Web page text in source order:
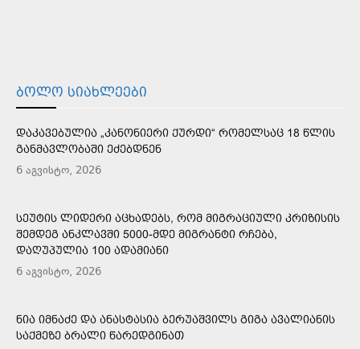
ᲑᲝᲚᲝ ᲡᲘᲐᲮᲚᲔᲔᲑᲘ
ᲓᲐᲙᲐᲕᲔᲑᲣᲚᲘᲐ „ᲙᲐᲜᲝᲜᲘᲔᲠᲘ ᲥᲣᲠᲓᲘ“ ᲠᲝᲛᲔᲚᲡᲐᲪ 18 ᲬᲚᲘᲡ
ᲒᲐᲜᲛᲐᲕᲚᲝᲑᲐᲨᲘ ᲔᲫᲔᲑᲓᲜᲔᲜ
6 აგვისტო, 2026
ᲡᲔᲣᲢᲘᲡ ᲚᲘᲓᲔᲠᲘ ᲐᲪᲮᲐᲓᲔᲑᲡ, ᲠᲝᲛ ᲛᲘᲒᲠᲐᲪᲘᲣᲚᲘ ᲙᲠᲘᲖᲘᲡᲘᲡ
ᲨᲔᲛᲓᲔᲒ ᲐᲜᲙᲚᲐᲕᲨᲘ 5000-ᲛᲓᲔ ᲛᲘᲒᲠᲐᲜᲢᲘ ᲠᲩᲔᲑᲐ,
ᲓᲐᲦᲣᲞᲣᲚᲘᲐ 100 ᲐᲓᲐᲛᲘᲐᲜᲘ
6 აგვისტო, 2026
ᲜᲘᲐ ᲘᲛᲜᲐᲫᲔ ᲓᲐ ᲐᲜᲐᲡᲢᲐᲡᲘᲐ ᲑᲔᲠᲣᲐᲨᲕᲘᲚᲡ ᲒᲘᲒᲐ ᲐᲕᲐᲚᲘᲐᲜᲘᲡ
ᲡᲐᲥᲛᲔᲖᲔ ᲑᲠᲐᲚᲘ ᲬᲐᲠᲔᲓᲒᲘᲜᲐᲗ